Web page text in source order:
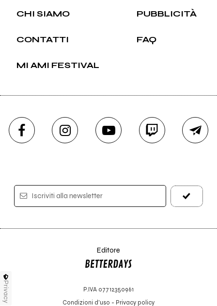
CHI SIAMO PUBBLICITÀ
CONTATTI FAQ
MI AMI FESTIVAL
Iscriviti alla newsletter
Editore
P.IVA 07712350961
Condizioni d'uso - Privacy policy
Privacy